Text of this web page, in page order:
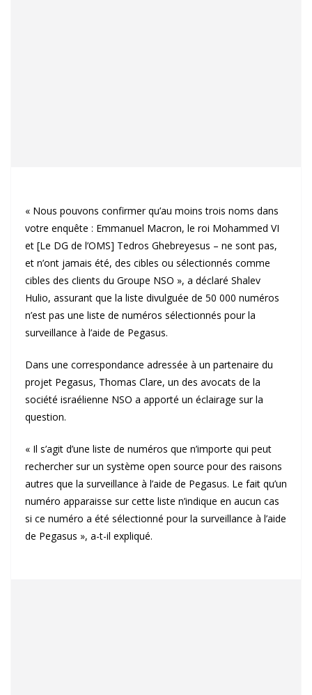
« Nous pouvons confirmer qu’au moins trois noms dans
votre enquête : Emmanuel Macron, le roi Mohammed VI
et [Le DG de l’OMS] Tedros Ghebreyesus – ne sont pas,
et n’ont jamais été, des cibles ou sélectionnés comme
cibles des clients du Groupe NSO », a déclaré Shalev
Hulio, assurant que la liste divulguée de 50 000 numéros
n’est pas une liste de numéros sélectionnés pour la
surveillance à l’aide de Pegasus.
Dans une correspondance adressée à un partenaire du
projet Pegasus, Thomas Clare, un des avocats de la
société israélienne NSO a apporté un éclairage sur la
question.
« Il s’agit d’une liste de numéros que n’importe qui peut
rechercher sur un système open source pour des raisons
autres que la surveillance à l’aide de Pegasus. Le fait qu’un
numéro apparaisse sur cette liste n’indique en aucun cas
si ce numéro a été sélectionné pour la surveillance à l’aide
de Pegasus », a-t-il expliqué.